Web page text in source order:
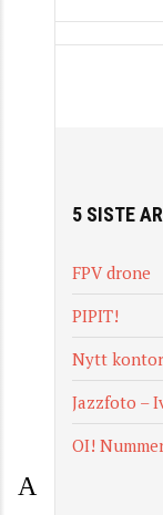
5 SISTE
FPV drone
PIPIT!
Nytt
Jazzfoto –
OI!